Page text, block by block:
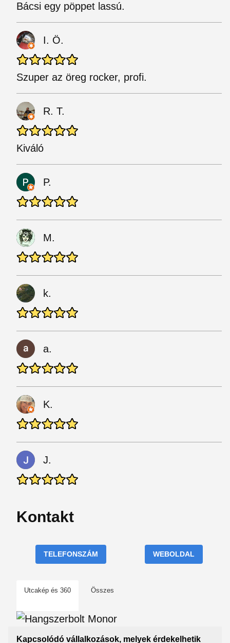
Bácsi egy pöppet lassú.
I. Ö.
Szuper az öreg rocker, profi.
R. T.
Kiváló
P.
M.
k.
a.
K.
J.
Kontakt
TELEFONSZÁM WEBOLDAL
Utcakép és 360 Összes
Kapcsolódó vállalkozások, melyek érdekelhetik